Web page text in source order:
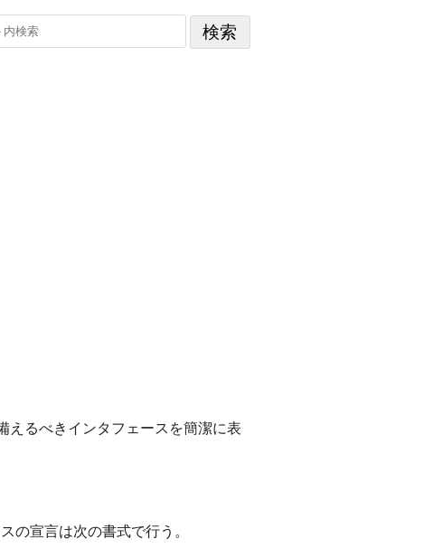
えるべきインタフェースを簡潔に表
の宣言は次の書式で行う。